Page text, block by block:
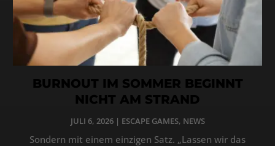
BURNOUT IM SOMMER BEGINNT
NICHT AM STRAND
JULI 6, 2026| ESCAPE GAMES, NEWS
Sondern mit einem einzigen Satz. „Lassen wir das